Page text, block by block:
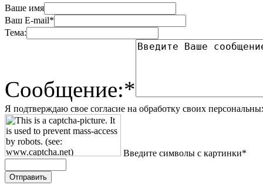
Ваше имя
Ваш E-mail*
Тема:
Сообщение:*
Я подтверждаю свое согласие на обработку своих
Введите символы с картинки*